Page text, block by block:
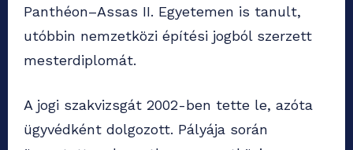
Panthéon–Assas II. Egyetemen is tanult,
utóbbin nemzetközi építési jogból szerzett
mesterdiplomát.
A jogi szakvizsgát 2002-ben tette le, azóta
ügyvédként dolgozott. Pályája során